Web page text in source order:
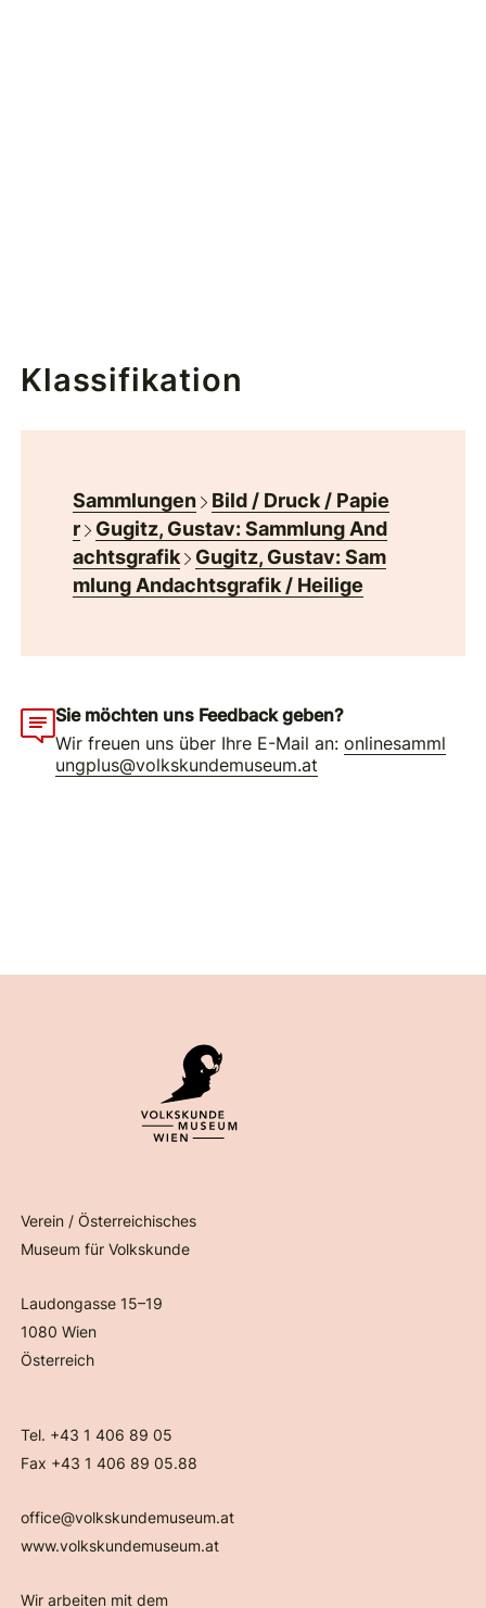
Klassifikation
Sammlungen
Bild / Druck / Papie
r
Gugitz, Gustav: Sammlung And
achtsgrafik
Gugitz, Gustav: Sam
mlung Andachtsgrafik / Heilige
Sie möchten uns Feedback geben?
Wir freuen uns über Ihre E-Mail an:onlinesamml
ungplus@volkskundemuseum.at
Verein / Österreichisches
Museum für Volkskunde
Laudongasse 15–19
1080 Wien
Österreich
Tel. +43 1 406 89 05
Fax +43 1 406 89 05.88
office@volkskundemuseum.at
www.volkskundemuseum.at
Wir arbeiten mit dem